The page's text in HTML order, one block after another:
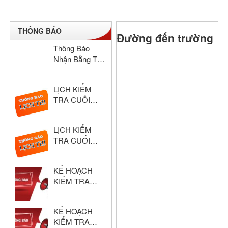
THÔNG BÁO
Thông Báo
Nhận Bằng Tốt
Đức Năm Học
2024–2025
LỊCH KIỂM
TRA CUỐI
NĂM HỌC:
2025 – 2026
LỊCH KIỂM
TRA CUỐI
NĂM HỌC:
2025 – 2026
KẾ HOẠCH
KIỂM TRA
NĂM HỌC:
2025 – 2026
KẾ HOẠCH
KIỂM TRA
Đường đến trường